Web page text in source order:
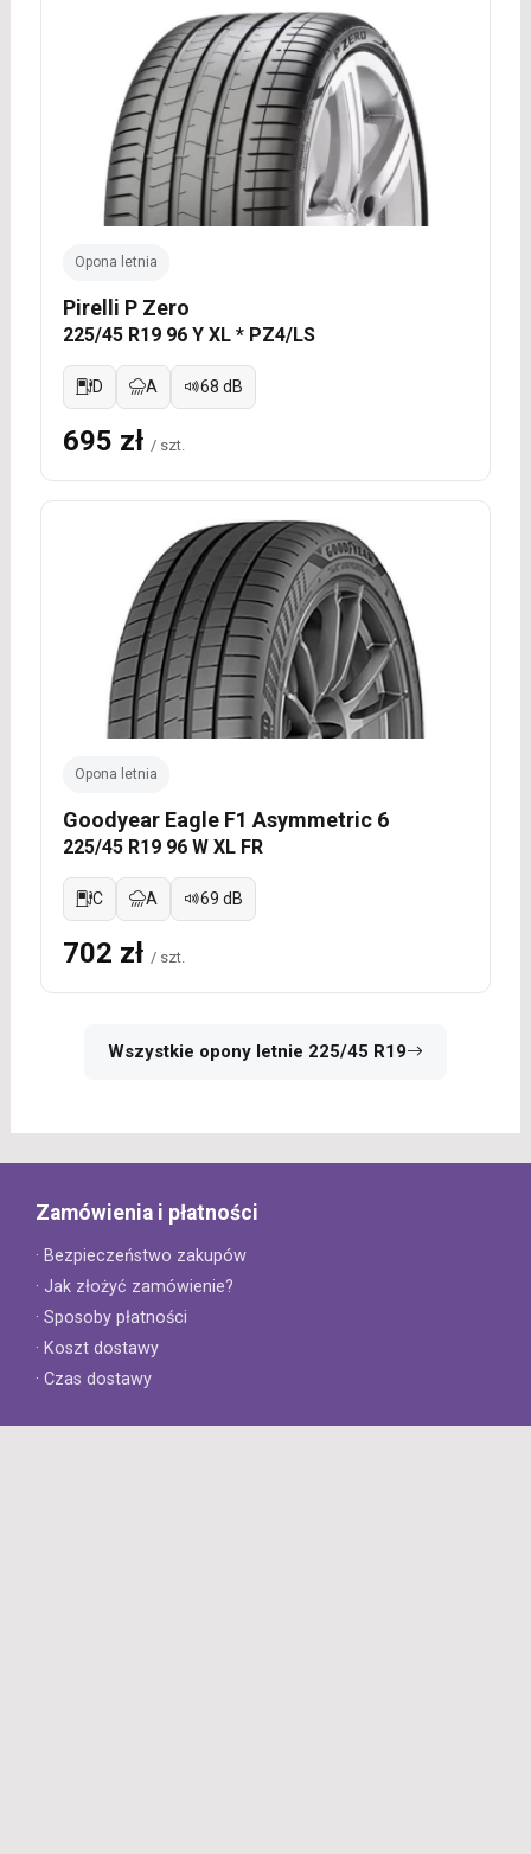
Opona letnia
Pirelli P Zero
225/45 R19 96 Y XL * PZ4/LS
D A 68 dB
695 zł / szt.
Opona letnia
Goodyear Eagle F1 Asymmetric 6
225/45 R19 96 W XL FR
C A 69 dB
702 zł / szt.
Wszystkie opony letnie 225/45 R19
Zamówienia i płatności
· Bezpieczeństwo zakupów
· Jak złożyć zamówienie?
· Sposoby płatności
· Koszt dostawy
· Czas dostawy